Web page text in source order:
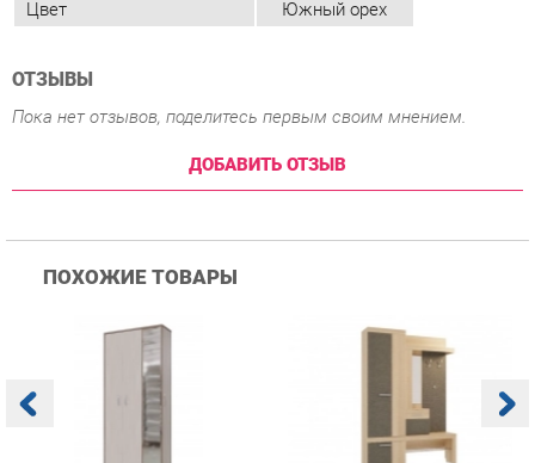
Прихожая Гранд Кволити
Домино mini Бодега
Купить
Алекс PR-0028 Дуб